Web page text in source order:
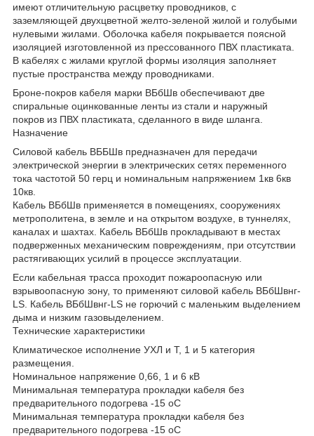
имеют отличительную расцветку проводников, с
заземляющей двухцветной желто-зеленой жилой и голубыми
нулевыми жилами. Оболочка кабеля покрывается поясной
изоляцией изготовленной из прессованного ПВХ пластиката.
В кабелях с жилами круглой формы изоляция заполняет
пустые пространства между проводниками.
Броне-покров кабеля марки ВБбШв обеспечивают две
спиральные оцинкованные ленты из стали и наружный
покров из ПВХ пластиката, сделанного в виде шланга.
Назначение
Силовой кабель ВББШв предназначен для передачи
электрической энергии в электрических сетях переменного
тока частотой 50 герц и номинальным напряжением 1кв 6кв
10кв.
Кабель ВБбШв применяется в помещениях, сооружениях
метрополитена, в земле и на открытом воздухе, в туннелях,
каналах и шахтах. Кабель ВБбШв прокладывают в местах
подверженных механическим повреждениям, при отсутствии
растягивающих усилий в процессе эксплуатации.
Если кабельная трасса проходит пожароопасную или
взрывоопасную зону, то применяют силовой кабель ВБбШвнг-
LS. Кабель ВБбШвнг-LS не горючий с маленьким выделением
дыма и низким газовыделением.
Технические характеристики
Климатическое исполнение УХЛ и Т, 1 и 5 категория
размещения.
Номинальное напряжение 0,66, 1 и 6 кВ
Минимальная температура прокладки кабеля без
предварительного подогрева -15 оС
Минимальная температура прокладки кабеля без
предварительного подогрева -15 оС